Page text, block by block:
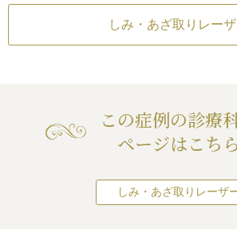
他の部位に新たな
）
しみ・あざ取りレー
この症例の診療
ページはこちら
しみ・あざ取りレーザ